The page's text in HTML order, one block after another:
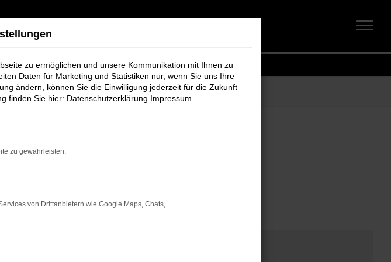
zu ermöglichen und unsere Kommunikation mit Ihnen zu
Daten für Marketing und Statistiken nur, wenn Sie uns Ihre
ändern, können Sie die Einwilligung jederzeit für die Zukunft
finden Sie hier: Datenschutzerklärung Impressum
zu gewährleisten.
von Drittanbietern wie Google Maps, Chats,